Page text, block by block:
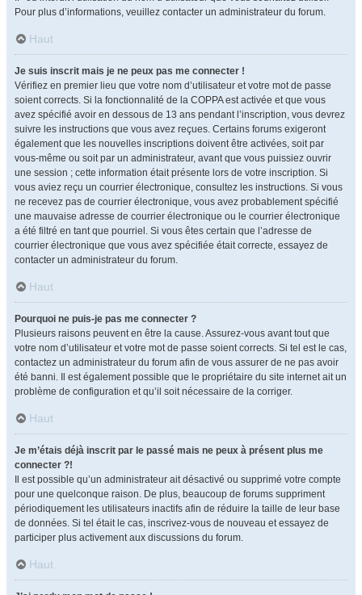
Pour plus d’informations, veuillez contacter un administrateur du forum.
Haut
Je suis inscrit mais je ne peux pas me connecter !
Vérifiez en premier lieu que votre nom d’utilisateur et votre mot de passe
soient corrects. Si la fonctionnalité de la COPPA est activée et que vous
avez spécifié avoir en dessous de 13 ans pendant l’inscription, vous devrez
suivre les instructions que vous avez reçues. Certains forums exigeront
également que les nouvelles inscriptions doivent être activées, soit par
vous-même ou soit par un administrateur, avant que vous puissiez ouvrir
une session ; cette information était présente lors de votre inscription. Si
vous aviez reçu un courrier électronique, consultez les instructions. Si vous
ne recevez pas de courrier électronique, vous avez probablement spécifié
une mauvaise adresse de courrier électronique ou le courrier électronique
a été filtré en tant que pourriel. Si vous êtes certain que l’adresse de
courrier électronique que vous avez spécifiée était correcte, essayez de
contacter un administrateur du forum.
Haut
Pourquoi ne puis-je pas me connecter ?
Plusieurs raisons peuvent en être la cause. Assurez-vous avant tout que
votre nom d’utilisateur et votre mot de passe soient corrects. Si tel est le cas,
contactez un administrateur du forum afin de vous assurer de ne pas avoir
été banni. Il est également possible que le propriétaire du site internet ait un
problème de configuration et qu’il soit nécessaire de la corriger.
Haut
Je m’étais déjà inscrit par le passé mais ne peux à présent plus me
connecter ?!
Il est possible qu’un administrateur ait désactivé ou supprimé votre compte
pour une quelconque raison. De plus, beaucoup de forums suppriment
périodiquement les utilisateurs inactifs afin de réduire la taille de leur base
de données. Si tel était le cas, inscrivez-vous de nouveau et essayez de
participer plus activement aux discussions du forum.
Haut